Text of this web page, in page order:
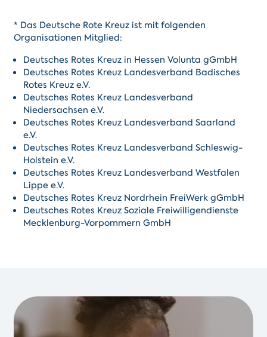
* Das Deutsche Rote Kreuz ist mit folgenden
Organisationen Mitglied:
Deutsches Rotes Kreuz in Hessen Volunta gGmbH
Deutsches Rotes Kreuz Landesverband Badisches
Rotes Kreuz e.V.
Deutsches Rotes Kreuz Landesverband
Niedersachsen e.V.
Deutsches Rotes Kreuz Landesverband Saarland
e.V.
Deutsches Rotes Kreuz Landesverband Schleswig-
Holstein e.V.
Deutsches Rotes Kreuz Landesverband Westfalen
Lippe e.V.
Deutsches Rotes Kreuz Nordrhein FreiWerk gGmbH
Deutsches Rotes Kreuz Soziale Freiwilligendienste
Mecklenburg-Vorpommern GmbH